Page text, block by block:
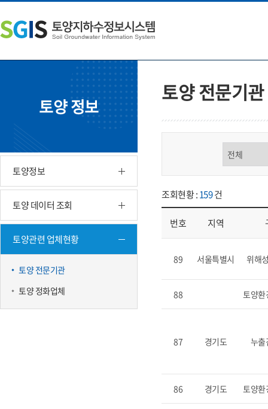
문
내
용
쪽
메
뉴
단
주
소
토양 정보
토양정보
토양 데이터 조회
토양관련 업체현황
토양 전문기관
토양 정화업체
토양 전문기관
조회현황 :159건
번호 지역
89 서울특별시 위해
88 토양환
87 경기도 누출
86 경기도 토양환